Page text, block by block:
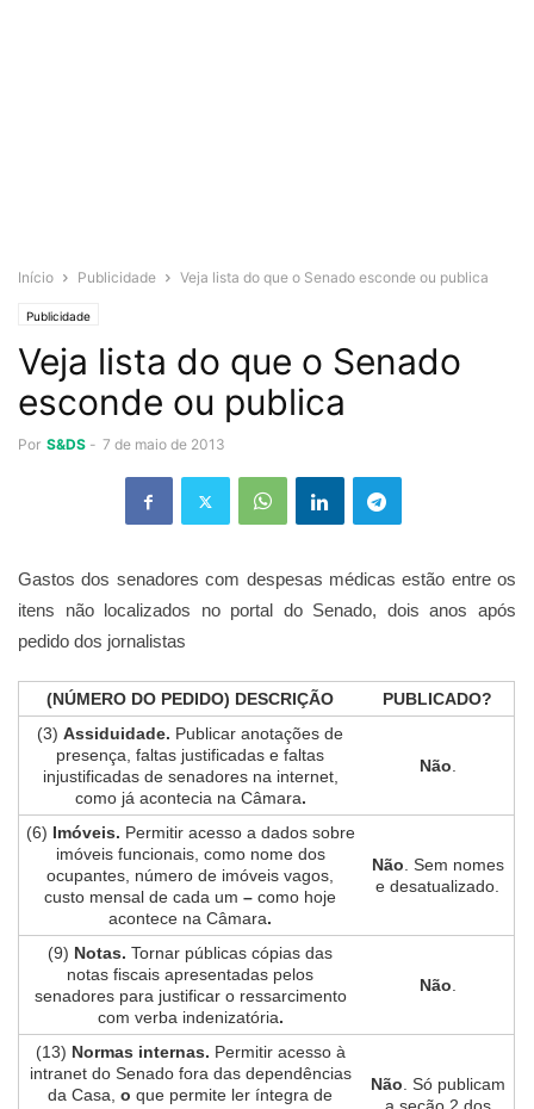
Início Publicidade Veja lista do que o Senado esconde ou publica
Publicidade
Veja lista do que o Senado
esconde ou publica
Por S&DS - 7 de maio de 2013
Gastos dos senadores com despesas médicas estão entre os
itens não localizados no portal do Senado, dois anos após
pedido dos jornalistas
(NÚMERO DO PEDIDO) DESCRIÇÃO
PUBLICADO?
(3) Assiduidade. Publicar anotações de
presença, faltas justificadas e faltas
injustificadas de senadores na internet,
como já acontecia na Câmara.
Não
(6) Imóveis. Permitir acesso a dados sobre
imóveis funcionais, como nome dos
ocupantes, número de imóveis vagos,
custo mensal de cada um – como hoje
acontece na Câmara.
Não . Sem nomes
e desatualizado.
(9) Notas. Tornar públicas cópias das
notas fiscais apresentadas pelos
senadores para justificar o ressarcimento
com verba indenizatória.
Não
(13) Normas internas. Permitir acesso à
intranet do Senado fora das dependências
da Casa, o que permite ler íntegra de
Não . Só publicam